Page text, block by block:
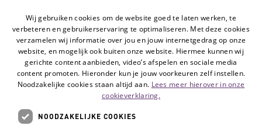
Volg de Hulpmiddelenwijzer: Ga naar de
Veelgestelde vragen
Contact
Wij gebruiken cookies om de website goed te laten werken, te
verbeteren en gebruikerservaring te optimaliseren. Met deze cookies
verzamelen wij informatie over jou en jouw internetgedrag op onze
website, en mogelijk ook buiten onze website. Hiermee kunnen wij
gerichte content aanbieden, video’s afspelen en sociale media
content promoten. Hieronder kun je jouw voorkeuren zelf instellen.
Noodzakelijke cookies staan altijd aan. Lees meer hierover in onze
cookieverklaring.
NOODZAKELIJKE COOKIES